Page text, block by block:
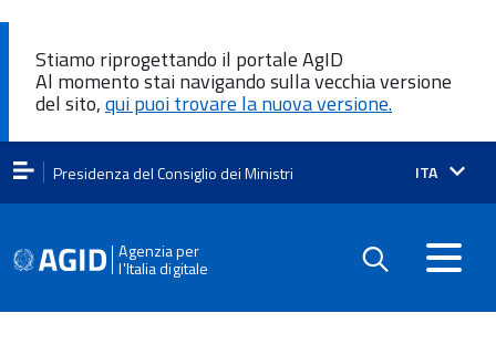
Stiamo riprogettando il portale AgID
Al momento stai navigando sulla vecchia versione
del sito,qui puoi trovare la nuova versione.
Presidenza del Consiglio dei Ministri Lingua
ITA
Agenzia per
l'Italia digitale